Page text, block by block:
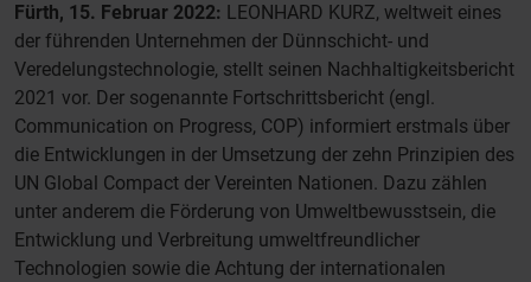
Fürth, 15. Februar 2022: LEONHARD KURZ, weltweit eines
der führenden Unternehmen der Dünnschicht- und
Veredelungstechnologie, stellt seinen Nachhaltigkeitsbericht
2021 vor. Der sogenannte Fortschrittsbericht (engl.
Communication on Progress, COP) informiert erstmals über
die Entwicklungen in der Umsetzung der zehn Prinzipien des
UN Global Compact der Vereinten Nationen. Dazu zählen
unter anderem die Förderung von Umweltbewusstsein, die
Entwicklung und Verbreitung umweltfreundlicher
Technologien sowie die Achtung der internationalen